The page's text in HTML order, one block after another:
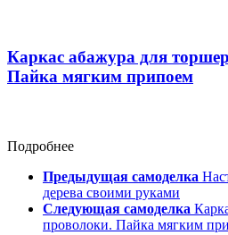
Каркас абажура для
Пайка мягким припоем
Подробнее
Предыдущая самоделка
дерева своими руками
Следующая самоделка
проволоки. Пайка мягким